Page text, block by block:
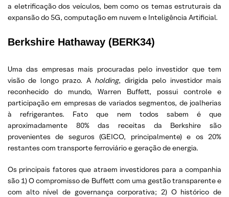
a eletrificação dos veículos, bem como os temas estruturais da
expansão do 5G, computação em nuvem e Inteligência Artificial.
Berkshire Hathaway (BERK34)
Uma das empresas mais procuradas pelo investidor que tem
visão de longo prazo. A holding, dirigida pelo investidor mais
reconhecido do mundo, Warren Buffett, possui controle e
participação em empresas de variados segmentos, de joalherias
à refrigerantes. Fato que nem todos sabem é que
aproximadamente 80% das receitas da Berkshire são
provenientes de seguros (GEICO, principalmente) e os 20%
restantes com transporte ferroviário e geração de energia.
Os principais fatores que atraem investidores para a companhia
são 1) O compromisso de Buffett com uma gestão transparente e
com alto nível de governança corporativa; 2) O histórico de